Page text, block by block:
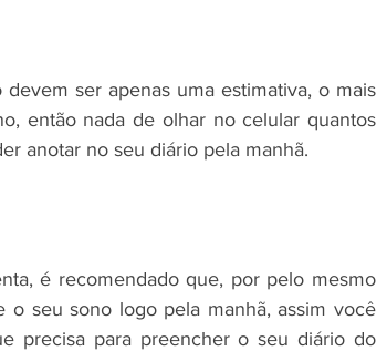
ser apenas uma estimativa, o mais
então nada de olhar no celular quantos
anotar no seu diário pela manhã.
é recomendado que, por pelo mesmo
o seu sono logo pela manhã, assim você
precisa para preencher o seu diário do